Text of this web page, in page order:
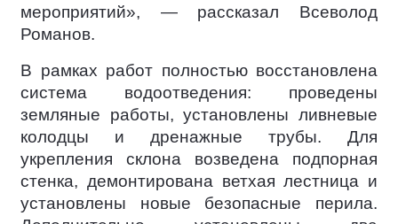
мероприятий», — рассказал Всеволод
Романов.
В рамках работ полностью восстановлена
система водоотведения: проведены
земляные работы, установлены ливневые
колодцы и дренажные трубы. Для
укрепления склона возведена подпорная
стенка, демонтирована ветхая лестница и
установлены новые безопасные перила.